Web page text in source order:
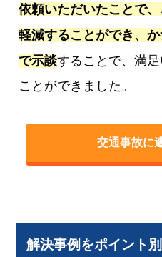
依頼いただいたことで
軽減することができ、
で示談することで、満
ことができました。
交通事故に
解決事例をポイント